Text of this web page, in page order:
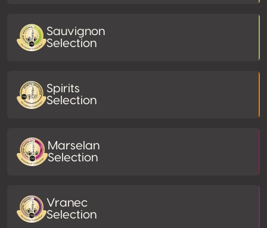
Sauvignon
Selection
Spirits
Selection
Marselan
Selection
Vranec
Selection